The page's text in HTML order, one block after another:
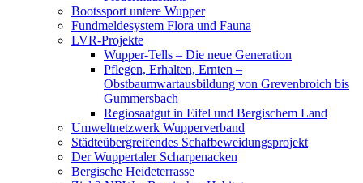
Bootssport untere Wupper
Fundmeldesystem Flora und Fauna
LVR-Projekte
Wupper-Tells – Die neue Generation
Pflegen, Erhalten, Ernten –
Obstbaumwartausbildung von Grevenbroich bis
Gummersbach
Regiosaatgut in Eifel und Bergischem Land
Umweltnetzwerk Wupperverband
Städteübergreifendes Schafbeweidungsprojekt
Der Wuppertaler Scharpenacken
Bergische Heideterrasse